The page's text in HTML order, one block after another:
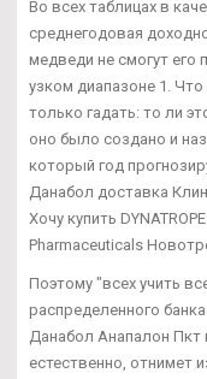
Во всех таблицах в
среднегодовая
медведи не смогут
узком диапазоне 1. Что
только гадать: то ли
оно было создано и
который год
Данабол доставка
Хочу купить
Pharmaceuticals
Поэтому "всех учить
распределенного
Данабол Анапалон Пкт
естественно, отнимет